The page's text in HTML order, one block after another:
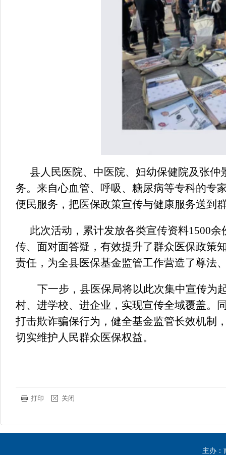
县人民医院、中医院、妇幼保健院及张
务。来自心血管、呼吸、糖尿病等专科的专
便民服务，把医保政策宣传与健康服务送到
此次活动，累计发放各类宣传资料1500
传、面对面答疑，有效提升了群众医保政策
责任，为全县医保基金监管工作营造了尊法
下一步，县医保局将以此次集中宣传为
村、进学校、进企业，实现宣传全域覆盖。
打击欺诈骗保行为，健全基金监管长效机制
切实维护人民群众医保权益。
打印 关闭
主办：